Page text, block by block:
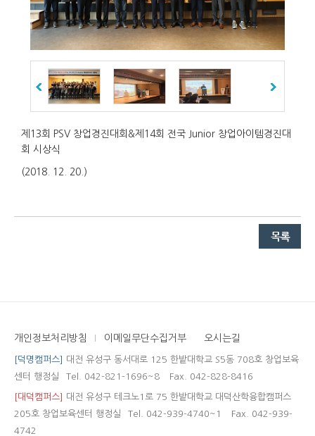
제13회 PSV 창업경진대회&제14회 전국 Junior 창업아이템경진대
회 시상식
(2018. 12. 20.)
개인정보처리방침 이메일무단수집거부 오시는길
[덕명캠퍼스]
대전 유성구 동서대로 125 한밭대학교 S5동 708호 창업보육
센터 행정실
Tel. 042-821-1696~8 Fax. 042-828-8416
[대덕캠퍼스]
대전 유성구 테크노1로 75 한밭대학교 대덕산학융합캠퍼스
205호 창업보육센터 행정실
Tel. 042-939-4740~1
Fax. 042-939-
4742